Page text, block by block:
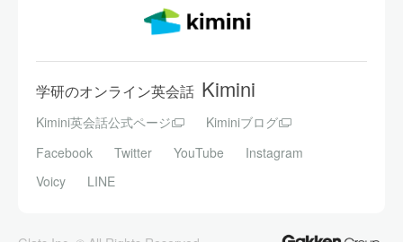
学研のオンライン英会話 Kimini
Kimini英会話公式ページ
Kiminiブログ
Facebook
Twitter YouTube
Instagram
Voicy
LINE